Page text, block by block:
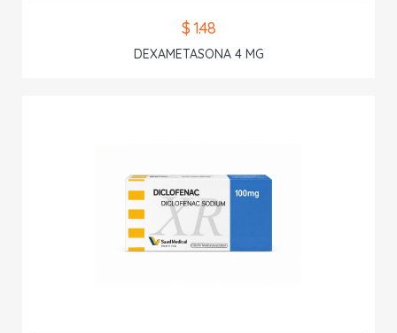
$ 1.48
DEXAMETASONA 4 MG